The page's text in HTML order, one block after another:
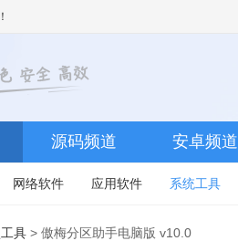
源码频道 安卓频道
网络软件 应用软件 系统工具
具 > 傲梅分区助手电脑版 v10.0